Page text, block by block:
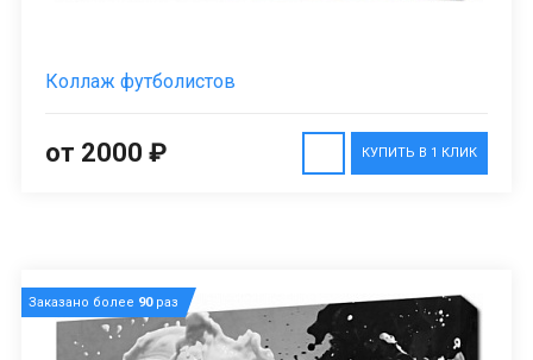
Коллаж футболистов
КУПИТЬ В 1 КЛИК
от 2000 ₽
Заказано более 90раз